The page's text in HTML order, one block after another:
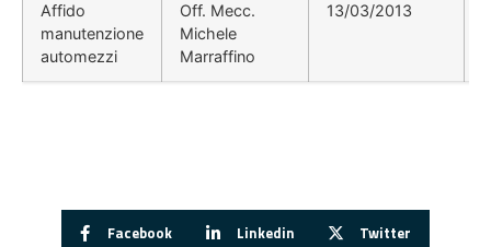
Affido
manutenzione
automezzi
Off. Mecc.
Michele
Marraffino
13/03/2013
Facebook Linkedin Twitter